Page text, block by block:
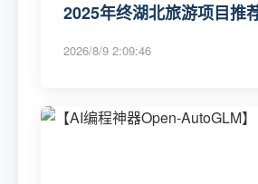
2025年终湖北旅游项目推
2026/8/9 2:09:46